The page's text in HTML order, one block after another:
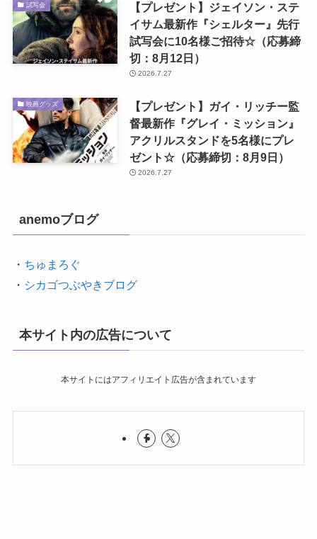
試写会
【プレゼント】ジェイソン・ステ
イサム最新作『シェルター』先行
試写会に10名様ご招待☆（応募締
切：8月12日）
2026.7.27
映画グッズ
【プレゼント】ガイ・リッチー監
督最新作『グレイ・ミッション』
アクリルスタンドを5名様にプレ
ゼント☆（応募締切：8月9日）
2026.7.27
anemoブログ
・ ちゅまろぐ
・ シカゴつぶやきブログ
本サイト内の広告について
本サイトにはアフィリエイト広告が含まれています